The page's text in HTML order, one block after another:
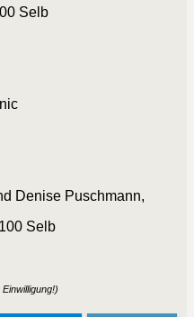
Selb
Denise Puschmann,
Selb